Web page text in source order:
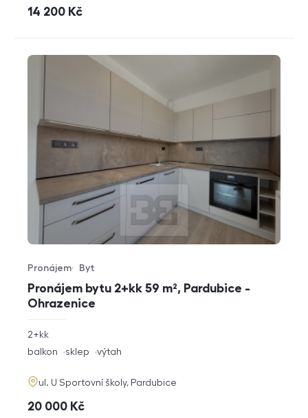
cena
14 200 Kč
Pronájem bytu 2+kk 59 m², Pardubice -
Ohrazenice
Typ nabídky
Pronájem
Typ nemovitosti
Byt
rozměry
dispozice
2+kk
funkce
balkon sklep výtah
adresa
ul. U Sportovní školy, Pardubice
cena
20 000 Kč